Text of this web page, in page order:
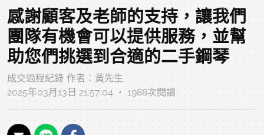
感謝顧客及老師的支持，讓我們
團隊有機會可以提供服務，並幫
助您們挑選到合適的二手鋼琴
成交過程紀錄 作者：黃先生
2025年03月13日 21:57:04 ‧ 1988次閱讀